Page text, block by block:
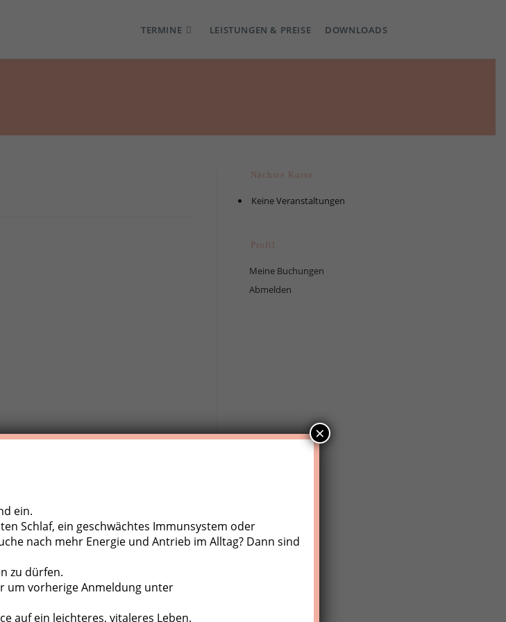
TERMINE LEISTUNGEN & PREISE DOWNLOADS
eine aktive Behandlungsform der
und der eigene Körper als
Nächste Kurse
Keine Veranstaltungen
Profil
Meine Buchungen
Abmelden
ein.
Schlaf, ein geschwächtes Immunsystem oder
nach mehr Energie und Antrieb im Alltag? Dann sind
zu dürfen.
um vorherige Anmeldung unter
auf ein leichteres, vitaleres Leben.
×